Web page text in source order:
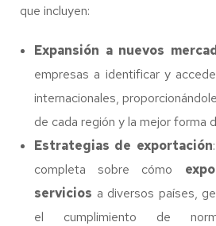
que incluyen:
Expansión a nuevos
empresas a identificar y
internacionales,
de cada región y la mejor forma
Estrategias de exportación
completa sobre cómo
servicios a diversos países,
el cumplimiento de